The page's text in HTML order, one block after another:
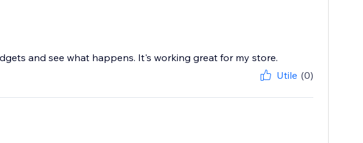
and see what happens. It's working great for my store.
Utile (0)